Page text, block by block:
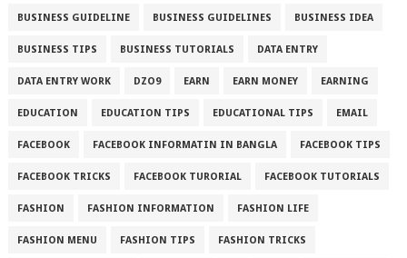
BUSINESS GUIDELINE BUSINESS GUIDELINES BUSINESS IDEA
BUSINESS TIPS BUSINESS TUTORIALS DATA ENTRY
DATA ENTRY WORK DZO9 EARN EARN MONEY EARNING
EDUCATION EDUCATION TIPS EDUCATIONAL TIPS EMAIL
FACEBOOK FACEBOOK INFORMATIN IN BANGLA FACEBOOK TIPS
FACEBOOK TRICKS FACEBOOK TURORIAL FACEBOOK TUTORIALS
FASHION FASHION INFORMATION FASHION LIFE
FASHION MENU FASHION TIPS FASHION TRICKS